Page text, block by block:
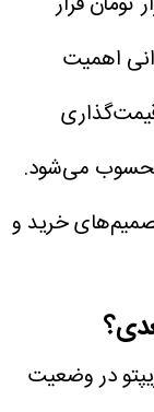
اهمیت
محسوب می‌شود.
خرید و
در وضعیت